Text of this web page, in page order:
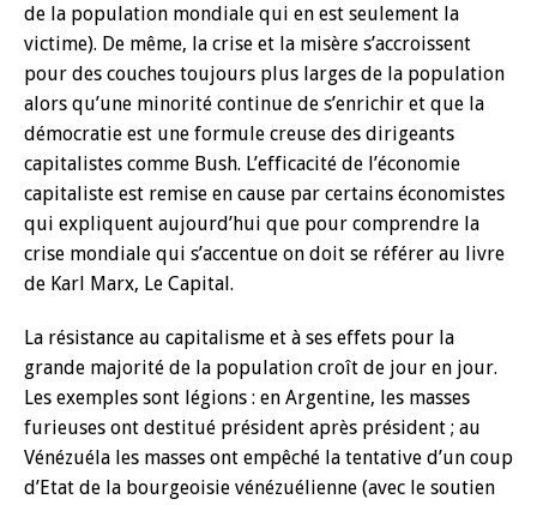
de la population mondiale qui en est seulement la
victime). De même, la crise et la misère s’accroissent
pour des couches toujours plus larges de la population
alors qu’une minorité continue de s’enrichir et que la
démocratie est une formule creuse des dirigeants
capitalistes comme Bush. L’efficacité de l’économie
capitaliste est remise en cause par certains économistes
qui expliquent aujourd’hui que pour comprendre la
crise mondiale qui s’accentue on doit se référer au livre
de Karl Marx, Le Capital.
La résistance au capitalisme et à ses effets pour la
grande majorité de la population croît de jour en jour.
Les exemples sont légions : en Argentine, les masses
furieuses ont destitué président après président ; au
Vénézuéla les masses ont empêché la tentative d’un coup
d’Etat de la bourgeoisie vénézuélienne (avec le soutien